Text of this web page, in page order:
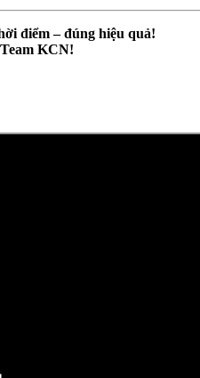
điểm – đúng hiệu quả!
KCN!